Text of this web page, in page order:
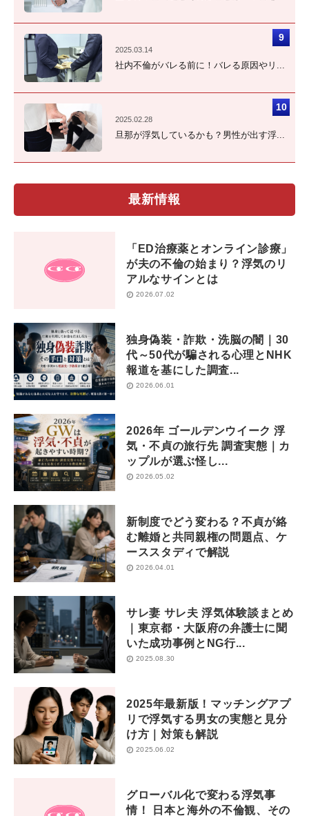
2025.03.14
社内不倫がバレる前に！バレる原因やリ...
2025.02.28
旦那が浮気しているかも？男性が出す浮...
最新情報
「ED治療薬とオンライン診療」
が夫の不倫の始まり？浮気のリ
アルなサインとは
2026.07.02
独身偽装・詐欺・洗脳の闇｜30
代～50代が騙される心理とNHK
報道を基にした調査...
2026.06.01
2026年 ゴールデンウイーク 浮
気・不貞の旅行先 調査実態｜カ
ップルが選ぶ怪し...
2026.05.02
新制度でどう変わる？不貞が絡
む離婚と共同親権の問題点、ケ
ーススタディで解説
2026.04.01
サレ妻 サレ夫 浮気体験談まとめ
｜東京都・大阪府の弁護士に聞
いた成功事例とNG行...
2025.08.30
2025年最新版！マッチングアプ
リで浮気する男女の実態と見分
け方｜対策も解説
2025.06.02
グローバル化で変わる浮気事
情！ 日本と海外の不倫観、その